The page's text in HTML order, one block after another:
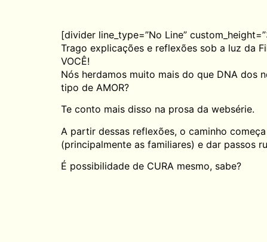
[divider line_type=”No Line”
​Trago explicações e reflexões sob a luz da
VOCÊ!
​Nós herdamos muito mais do que DNA dos
tipo de AMOR?
Te conto mais disso na prosa da websérie.
A partir d​essas reflexões​, o caminho
(principalmente as familiares) e dar passos
É possibilidade de CURA mesmo, sabe?